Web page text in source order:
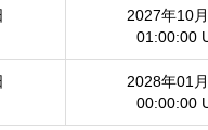
2027年10
01:00:00
2028年01
00:00:00